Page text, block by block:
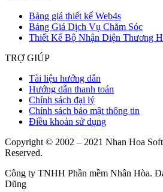
Bảng giá thiết kế Web4s
Bảng Giá Dịch Vụ Chăm Sóc
Thiết Kế Bộ Nhận Diện Thương
TRỢ GIÚP
Tài liệu hướng dẫn
Hướng dẫn thanh toán
Chính sách đại lý
Chính sách bảo mật thông tin
Điều khoản sử dụng
Copyright © 2002 – 2021 Nhan Hoa
Reserved.
Công ty TNHH Phần mềm Nhân Hòa.
Dũng